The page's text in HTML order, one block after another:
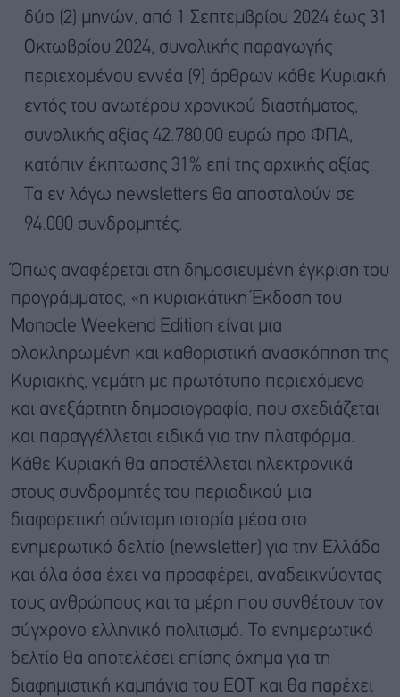
δύο (2) μηνών, από 1 Σεπτεμβρίου 2024 έως 31
Οκτωβρίου 2024, συνολικής παραγωγής
περιεχομένου εννέα (9) άρθρων κάθε Κυριακή
εντός του ανωτέρου χρονικού διαστήματος,
συνολικής αξίας 42.780,00 ευρώ προ ΦΠΑ,
κατόπιν έκπτωσης 31% επί της αρχικής αξίας.
Τα εν λόγω newsletters θα αποσταλούν σε
94.000 συνδρομητές.
Όπως αναφέρεται στη δημοσιευμένη έγκριση του
προγράμματος, «η κυριακάτικη Έκδοση του
Monocle Weekend Edition είναι μια
ολοκληρωμένη και καθοριστική ανασκόπηση της
Κυριακής, γεμάτη με πρωτότυπο περιεχόμενο
και ανεξάρτητη δημοσιογραφία, που σχεδιάζεται
και παραγγέλλεται ειδικά για την πλατφόρμα.
Κάθε Κυριακή θα αποστέλλεται ηλεκτρονικά
στους συνδρομητές του περιοδικού μια
διαφορετική σύντομη ιστορία μέσα στο
ενημερωτικό δελτίο (newsletter) για την Ελλάδα
και όλα όσα έχει να προσφέρει, αναδεικνύοντας
τους ανθρώπους και τα μέρη που συνθέτουν τον
σύγχρονο ελληνικό πολιτισμό. Το ενημερωτικό
δελτίο θα αποτελέσει επίσης όχημα για τη
διαφημιστική καμπάνια του ΕΟΤ και θα παρέχει